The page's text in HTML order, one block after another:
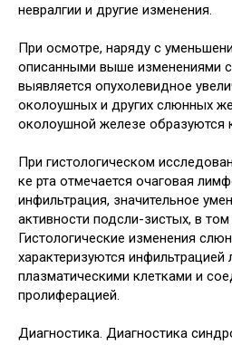
невралгии и другие изменения.
При осмотре, наряду с
описанными выше изменениями
выявляется опухолевидное
околоушных и других слюнных
околоушной железе образуются
При гистологическом
ке рта отмечается очаговая
инфильтрация, значительное
активности подсли-зистых, в
Гистологические изменения
характеризуются
плазматическими клетками и
пролиферацией.
Диагностика. Диагностика